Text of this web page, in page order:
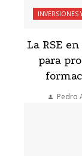
INVERSIONES
La RSE
para
Pedro